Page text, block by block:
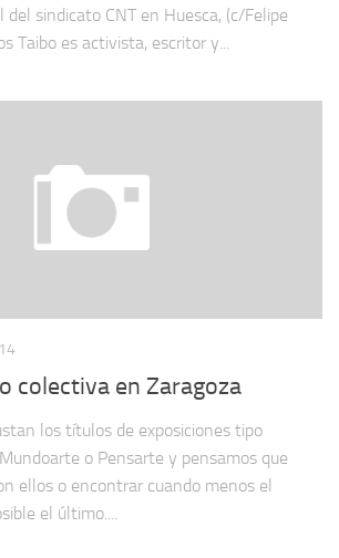
sindicato CNT en Huesca, (c/Felipe
Taibo es activista, escritor y...
colectiva en Zaragoza
los títulos de exposiciones tipo
o Pensarte y pensamos que
ellos o encontrar cuando menos el
el último....